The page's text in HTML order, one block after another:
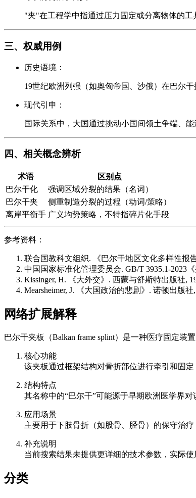
"夹"在工程学中指通过压力固定或分离物体的工
三、权威用例
历史语境：
19世纪欧洲列强（如奥匈帝国、沙俄）在巴尔
现代引申：
国际关系中，大国通过挑动小国间领土争端、
四、相关概念辨析
术语
区别点
巴尔干化
强调区域分裂的结果（名词）
巴尔干夹
侧重制造分裂的过程（动词/策略）
离岸平衡手 广义均势策略，不特指碎片化手段
参考资料：
联合国教科文组织. 《巴尔干地区文化多样性报
中国国家标准化管理委员会. GB/T 3935.1-2023
Kissinger, H. 《大外交》. 西蒙与舒斯特出版社,
Mearsheimer, J. 《大国政治的悲剧》. 诺顿出版社,
网络扩展解释
巴尔干夹板（Balkan frame splint）是一种医疗固定装
核心功能
该夹板通过框架结构对骨折部位进行牵引和固
结构特点
其名称中的“巴尔干”可能源于早期欧洲医学界对
应用场景
主要用于下肢骨折（如股骨、胫骨）的保守治
补充说明
当前搜索结果未提供更详细的技术参数，实际
分类